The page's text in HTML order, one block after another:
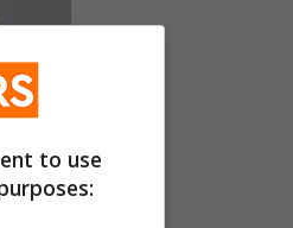
per
to use